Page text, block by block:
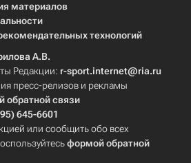
материалов
технологий
А.В.
Редакции: r-sport.internet@ria.ru
пресс-релизов и рекламы
обратной связи
645-6601
или сообщить обо всех
формой обратной